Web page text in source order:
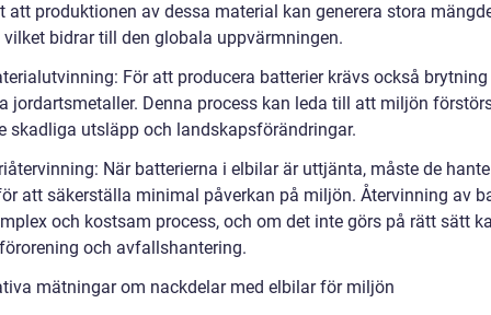
att produktionen av dessa material kan generera stora
vilket bidrar till den globala uppvärmningen.
För att producera batterier krävs också
jordartsmetaller. Denna process kan leda till att miljön
skadliga utsläpp och landskapsförändringar.
När batterierna i elbilar är uttjänta, måste de
att säkerställa minimal påverkan på miljön. Återvinning av
och kostsam process, och om det inte görs på rätt sätt
och avfallshantering.
mätningar om nackdelar med elbilar för miljön